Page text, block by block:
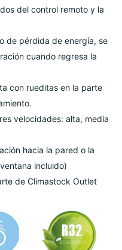
del control remoto y la
de pérdida de energía, se
cuando regresa la
con rueditas en la parte
velocidades: alta, media
hacia la pared o la
incluido)
de Climastock Outlet